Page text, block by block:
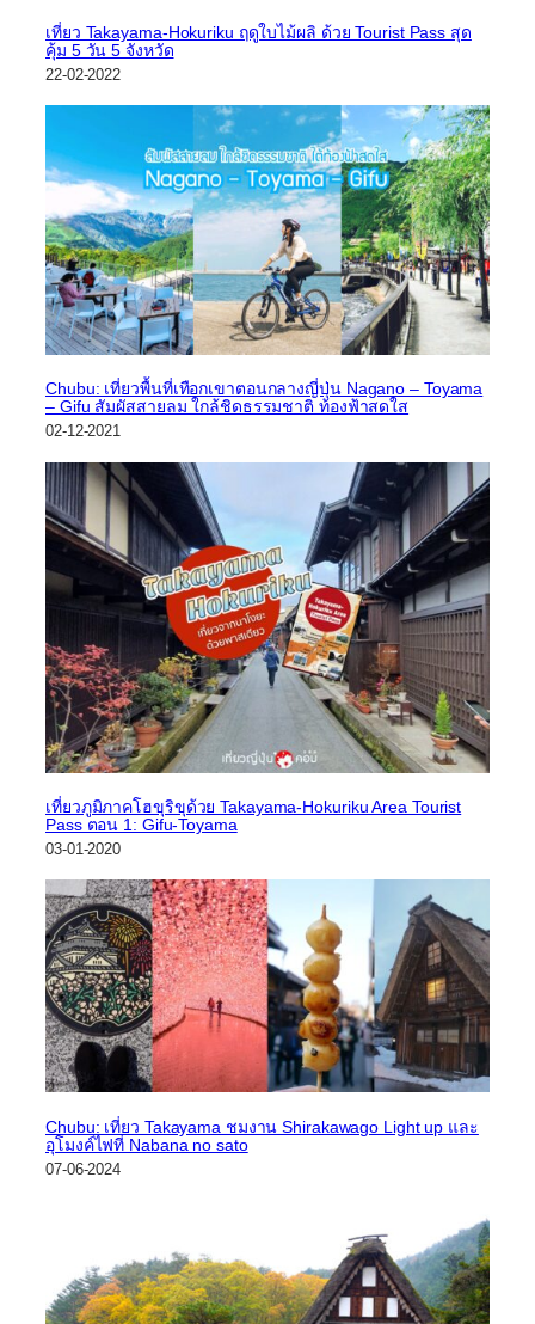
เที่ยว Takayama-Hokuriku ฤดูใบไม้ผลิ ด้วย Tourist Pass สุด
คุ้ม 5 วัน 5 จังหวัด
22-02-2022
Chubu: เที่ยวพื้นที่เทือกเขาตอนกลางญี่ปุ่น Nagano – Toyama
– Gifu สัมผัสสายลม ใกล้ชิดธรรมชาติ ท้องฟ้าสดใส
02-12-2021
เที่ยวภูมิภาคโฮขุริขุด้วย Takayama-Hokuriku Area Tourist
Pass ตอน 1: Gifu-Toyama
03-01-2020
Chubu: เที่ยว Takayama ชมงาน Shirakawago Light up และ
อุโมงค์ไฟที่ Nabana no sato
07-06-2024